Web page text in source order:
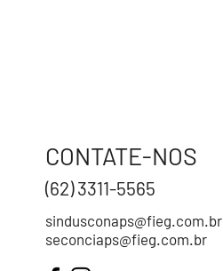
CONTATE-NOS
(62) 3311-5565
sindusconaps@fieg.com.br
seconciaps@fieg.com.br